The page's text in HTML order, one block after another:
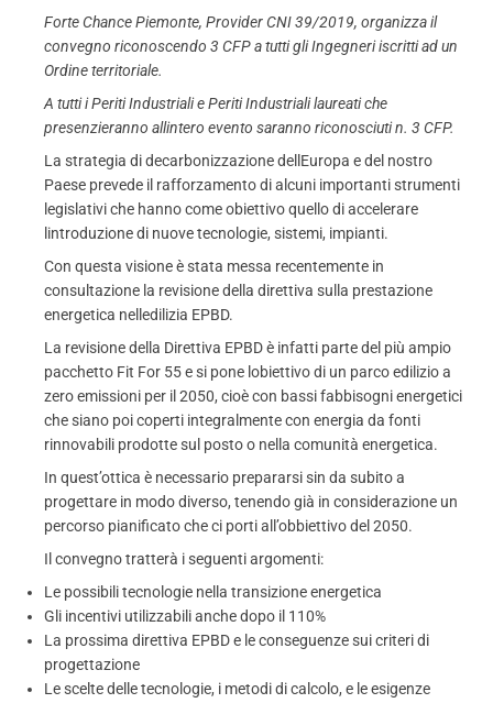
Forte Chance Piemonte, Provider CNI 39/2019, organizza il
convegno riconoscendo 3 CFP a tutti gli Ingegneri iscritti ad un
Ordine territoriale.
A tutti i Periti Industriali e Periti Industriali laureati che
presenzieranno allintero evento saranno riconosciuti n. 3 CFP.
La strategia di decarbonizzazione dellEuropa e del nostro
Paese prevede il rafforzamento di alcuni importanti strumenti
legislativi che hanno come obiettivo quello di accelerare
lintroduzione di nuove tecnologie, sistemi, impianti.
Con questa visione è stata messa recentemente in
consultazione la revisione della direttiva sulla prestazione
energetica nelledilizia EPBD.
La revisione della Direttiva EPBD è infatti parte del più ampio
pacchetto Fit For 55 e si pone lobiettivo di un parco edilizio a
zero emissioni per il 2050, cioè con bassi fabbisogni energetici
che siano poi coperti integralmente con energia da fonti
rinnovabili prodotte sul posto o nella comunità energetica.
In quest’ottica è necessario prepararsi sin da subito a
progettare in modo diverso, tenendo già in considerazione un
percorso pianificato che ci porti all’obbiettivo del 2050.
Il convegno tratterà i seguenti argomenti:
Le possibili tecnologie nella transizione energetica
Gli incentivi utilizzabili anche dopo il 110%
La prossima direttiva EPBD e le conseguenze sui criteri di
progettazione
Le scelte delle tecnologie, i metodi di calcolo, e le esigenze